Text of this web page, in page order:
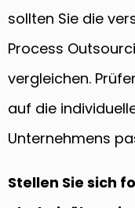
sollten Sie die
Process
vergleichen.
auf die
Unternehmens
Stellen Sie sich